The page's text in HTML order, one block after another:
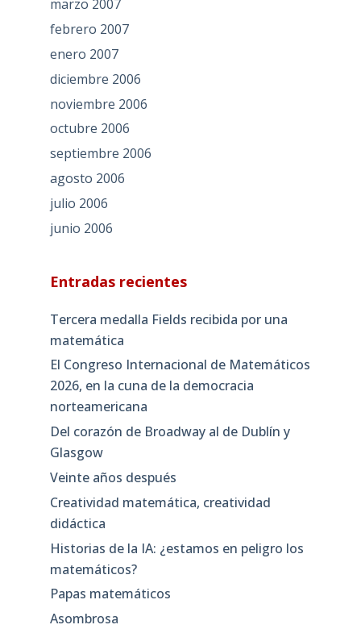
marzo 2007
febrero 2007
enero 2007
diciembre 2006
noviembre 2006
octubre 2006
septiembre 2006
agosto 2006
julio 2006
junio 2006
Entradas recientes
Tercera medalla Fields recibida por una
matemática
El Congreso Internacional de Matemáticos
2026, en la cuna de la democracia
norteamericana
Del corazón de Broadway al de Dublín y
Glasgow
Veinte años después
Creatividad matemática, creatividad
didáctica
Historias de la IA: ¿estamos en peligro los
matemáticos?
Papas matemáticos
Asombrosa